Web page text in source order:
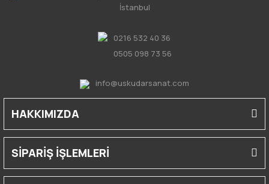
İstanbul
0216 532 40 36
0505 098 73 56
info@uskudarsanat.com
HAKKIMIZDA
SİPARİŞ İŞLEMLERİ